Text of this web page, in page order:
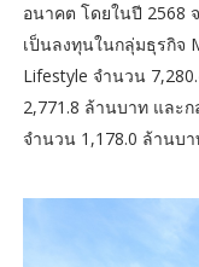
อนาคต โดยในปี 2568
เป็นลงทุนในกลุ่มธุรกิจ
Lifestyle จำนวน
2,771.8 ล้านบาท และ
จำนวน 1,178.0 ล้านบ